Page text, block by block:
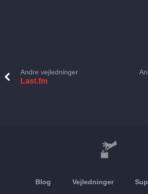
Andre vejledninger
Last.fm
Blog Vejledninger